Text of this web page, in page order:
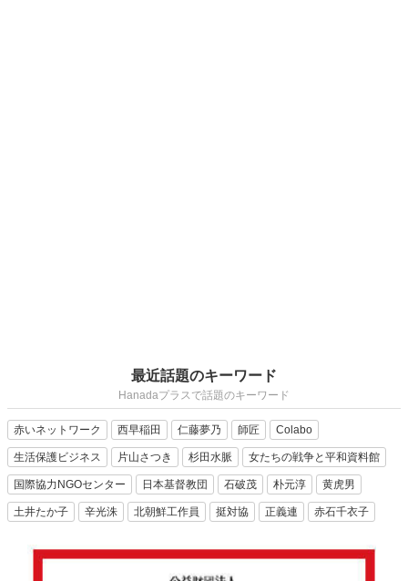
最近話題のキーワード
Hanadaプラスで話題のキーワード
赤いネットワーク 西早稲田 仁藤夢乃 師匠 Colabo
生活保護ビジネス 片山さつき 杉田水脈 女たちの戦争と平和資料館
国際協力NGOセンター 日本基督教団 石破茂 朴元淳 黄虎男
土井たか子 辛光洙 北朝鮮工作員 挺対協 正義連 赤石千衣子